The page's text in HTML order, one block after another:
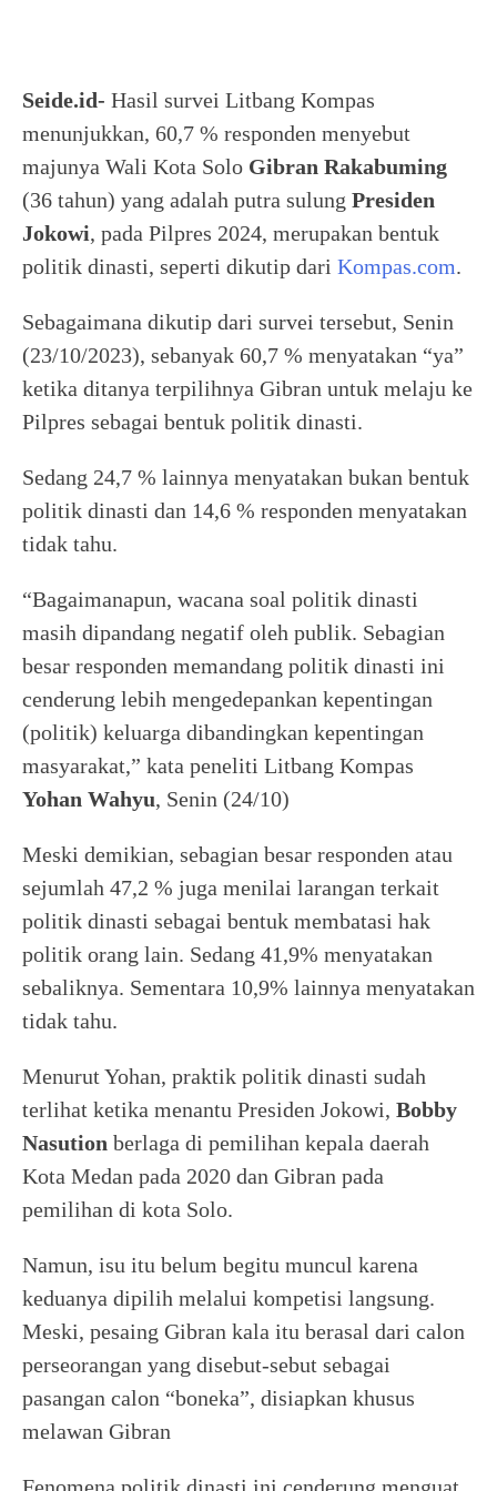
Seide.id- Hasil survei Litbang Kompas
menunjukkan, 60,7 % responden menyebut
majunya Wali Kota Solo Gibran Rakabuming
(36 tahun) yang adalah putra sulung Presiden
Jokowi, pada Pilpres 2024, merupakan bentuk
politik dinasti, seperti dikutip dari Kompas.com.
Sebagaimana dikutip dari survei tersebut, Senin
(23/10/2023), sebanyak 60,7 % menyatakan “ya”
ketika ditanya terpilihnya Gibran untuk melaju ke
Pilpres sebagai bentuk politik dinasti.
Sedang 24,7 % lainnya menyatakan bukan bentuk
politik dinasti dan 14,6 % responden menyatakan
tidak tahu.
“Bagaimanapun, wacana soal politik dinasti
masih dipandang negatif oleh publik. Sebagian
besar responden memandang politik dinasti ini
cenderung lebih mengedepankan kepentingan
(politik) keluarga dibandingkan kepentingan
masyarakat,” kata peneliti Litbang Kompas
Yohan Wahyu, Senin (24/10)
Meski demikian, sebagian besar responden atau
sejumlah 47,2 % juga menilai larangan terkait
politik dinasti sebagai bentuk membatasi hak
politik orang lain. Sedang 41,9% menyatakan
sebaliknya. Sementara 10,9% lainnya menyatakan
tidak tahu.
Menurut Yohan, praktik politik dinasti sudah
terlihat ketika menantu Presiden Jokowi, Bobby
Nasution berlaga di pemilihan kepala daerah
Kota Medan pada 2020 dan Gibran pada
pemilihan di kota Solo.
Namun, isu itu belum begitu muncul karena
keduanya dipilih melalui kompetisi langsung.
Meski, pesaing Gibran kala itu berasal dari calon
perseorangan yang disebut-sebut sebagai
pasangan calon “boneka”, disiapkan khusus
melawan Gibran